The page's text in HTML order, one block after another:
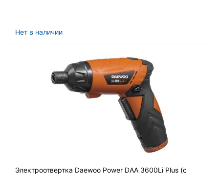
Нет в наличии
Электроотвертка Daewoo Power DAA 3600Li Plus (с